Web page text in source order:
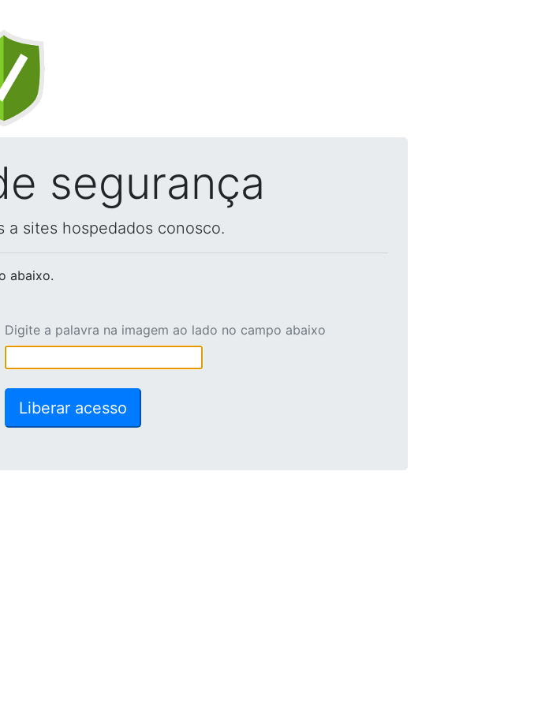
segurança
a sites hospedados conosco.
abaixo.
Digite a palavra na imagem ao lado no campo abaixo